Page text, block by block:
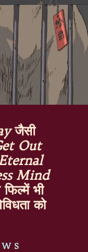
जैसी
Out
Mind
भी
को